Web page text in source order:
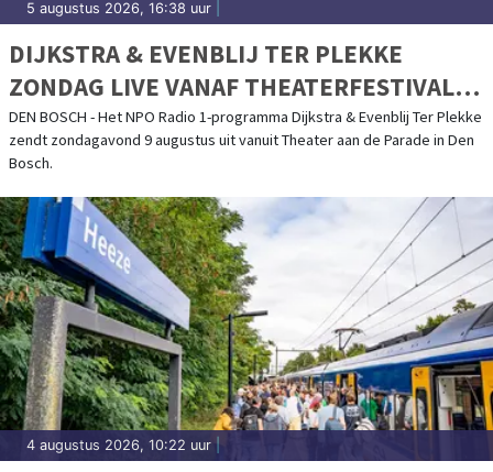
5 augustus 2026, 16:38 uur
DIJKSTRA & EVENBLIJ TER PLEKKE
ZONDAG LIVE VANAF THEATERFESTIVAL
BOULEVARD IN DEN BOSCH
DEN BOSCH - Het NPO Radio 1-programma Dijkstra & Evenblij Ter Plekke
zendt zondagavond 9 augustus uit vanuit Theater aan de Parade in Den
Bosch.
4 augustus 2026, 10:22 uur |